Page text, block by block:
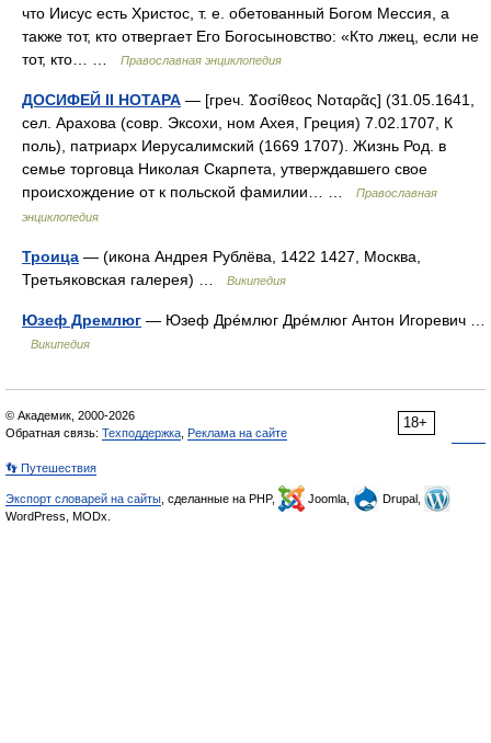
что Иисус есть Христос, т. е. обетованный Богом Мессия, а
также тот, кто отвергает Его Богосыновство: «Кто лжец, если не
тот, кто… …
Православная энциклопедия
ДОСИФЕЙ II НОТАРА — [греч. Ϫοσίθεος Νοταρᾶς] (31.05.1641,
сел. Арахова (совр. Эксохи, ном Ахея, Греция) 7.02.1707, К
поль), патриарх Иерусалимский (1669 1707). Жизнь Род. в
семье торговца Николая Скарпета, утверждавшего свое
происхождение от к польской фамилии… …
Православная
энциклопедия
Троица — (икона Андрея Рублёва, 1422 1427, Москва,
Третьяковская галерея) …
Википедия
Юзеф Дремлюг — Юзеф Дрéмлюг Дрéмлюг Антон Игоревич …
Википедия
18+
© Академик, 2000-2026
Обратная связь: Техподдержка Реклама на сайте
👣 Путешествия
Экспорт словарей на сайты , сделанные на PHP, Joomla,
Drupal,
WordPress, MODx.